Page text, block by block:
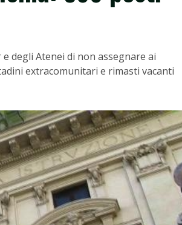
degli Atenei di non assegnare ai
extracomunitari e rimasti vacanti